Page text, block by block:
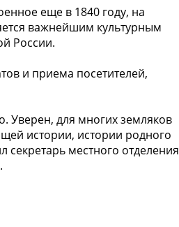
еще в 1840 году, на
важнейшим культурным
России.
и приема посетителей,
Уверен, для многих земляков
истории, истории родного
местного отделения